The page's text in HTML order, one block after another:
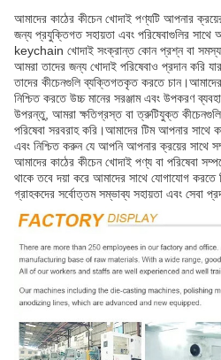
আমাদের কাঠের কীচেন খোদাই পণ্যটি আপনার
জন্য প্রযুক্তিগত সহায়তা এবং পরিষেবাগুলির
keychain খোদাই সংক্রান্ত কোন প্রশ্ন বা
আমরা তাদের জন্য খোদাই পরিষেবাও প্রদান করি
তাদের কীচেনগুলি ব্যক্তিগতকৃত করতে
নিশ্চিত করতে উচ্চ মানের সরঞ্জাম এবং উপকরণ
উপরন্তু, আমরা ক্ষতিগ্রস্ত বা ত্রুটিযুক্ত
পরিষেবা সরবরাহ করি।আমাদের টিম আপনার সাথে
এবং নিশ্চিত করুন যে আপনি আপনার ক্রয়ের সাথে
আমাদের কাঠের কীচেন খোদাই পণ্য বা পরিষেবা
থাকে তবে দয়া করে আমাদের সাথে যোগাযোগ করতে
গ্রাহকদের সর্বোত্তম সম্ভাব্য সহায়তা এবং সেবা